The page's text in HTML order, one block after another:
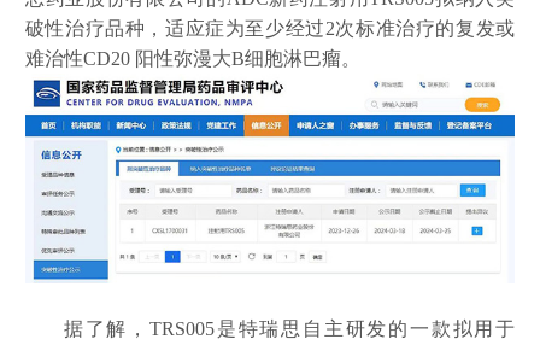
破性治疗品种，适应症为至少经过2次标准治疗的复发或
难治性CD20 阳性弥漫大B细胞淋巴瘤。
据了解，TRS005是特瑞思自主研发的一款拟用于